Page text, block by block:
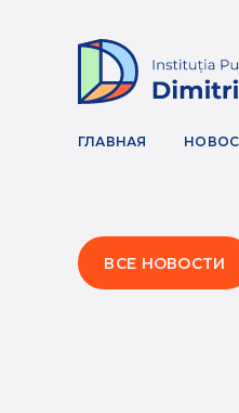
ГЛАВНАЯ
ВСЕ НОВОСТИ